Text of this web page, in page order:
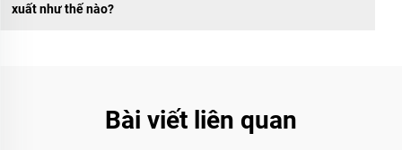
xuất như thế nào?
Bài viết liên quan